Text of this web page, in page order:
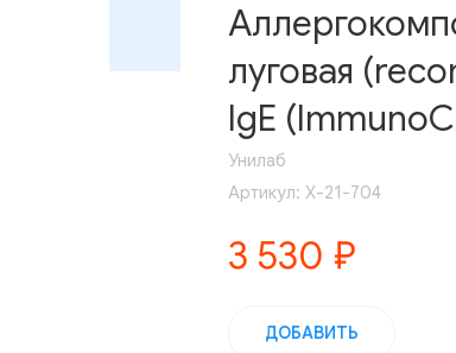
луговая
IgE
Унилаб
Артикул: Х-21-704
3 530 ₽
ДОБАВИТЬ